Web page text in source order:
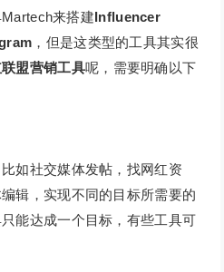
来搭建Influencer
，但是这类型的工具其实很
联盟营销工具呢，需要明确以下
如社交媒体发帖，找网红资
辑，实现不同的目标所需要的
能达成一个目标，有些工具可